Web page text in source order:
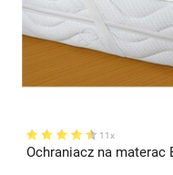
11x
Ochraniacz na materac